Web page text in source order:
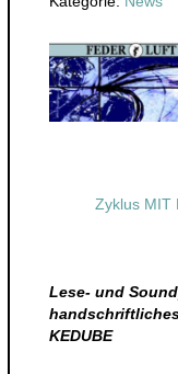
Zyklus MIT
Lese- und
KEDUBE